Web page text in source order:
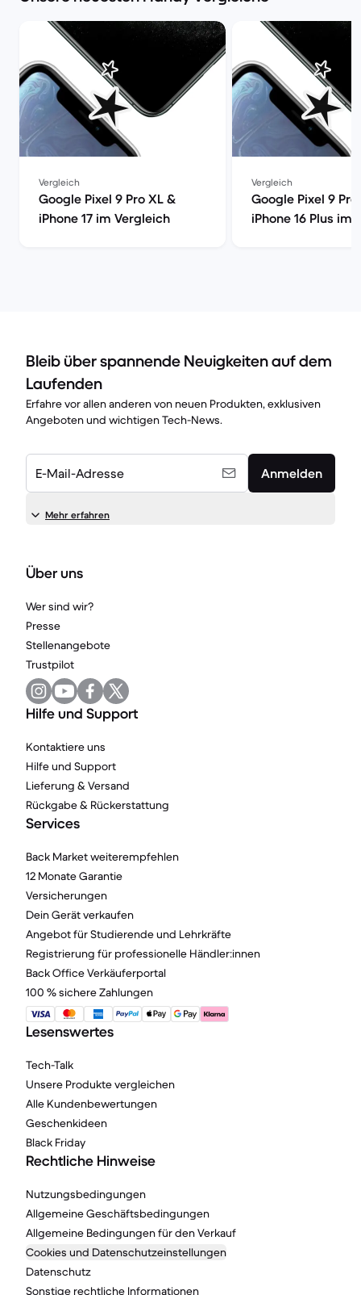
Vergleich
Google Pixel 9 Pro XL &
iPhone 17 im Vergleich
Vergleich
Google Pixel 9 Pro
iPhone 16 Plus im
Bleib über spannende Neuigkeiten auf dem
Laufenden
Erfahre vor allen anderen von neuen Produkten, exklusiven
Angeboten und wichtigen Tech-News.
E-Mail-Adresse Anmelden
Mehr erfahren
Über uns
Wer sind wir?
Presse
Stellenangebote
Trustpilot
Hilfe und Support
Kontaktiere uns
Hilfe und Support
Lieferung & Versand
Rückgabe & Rückerstattung
Services
Back Market weiterempfehlen
12 Monate Garantie
Versicherungen
Dein Gerät verkaufen
Angebot für Studierende und Lehrkräfte
Registrierung für professionelle Händler:innen
Back Office Verkäuferportal
100 % sichere Zahlungen
Lesenswertes
Tech-Talk
Unsere Produkte vergleichen
Alle Kundenbewertungen
Geschenkideen
Black Friday
Rechtliche Hinweise
Nutzungsbedingungen
Allgemeine Geschäftsbedingungen
Allgemeine Bedingungen für den Verkauf
Cookies und Datenschutzeinstellungen
Datenschutz
Sonstige rechtliche Informationen